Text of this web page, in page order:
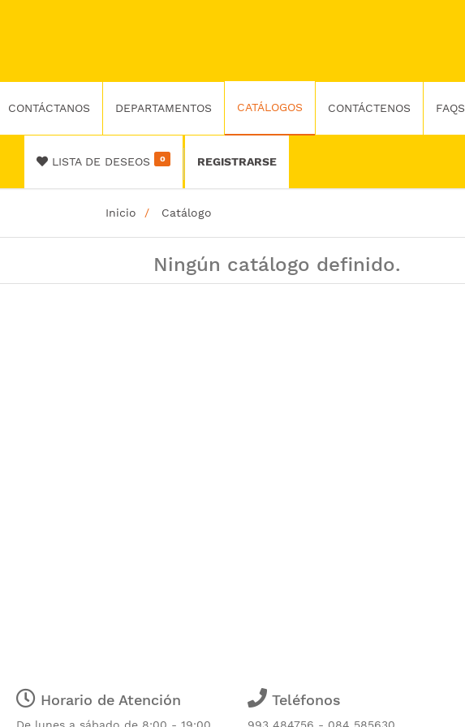
CONTÁCTANOS DEPARTAMENTOS CATÁLOGOS CONTÁCTENOS FAQS
LISTA DE DESEOS 0 REGISTRARSE
Inicio Catálogo
Ningún catálogo definido.
Horario de Atención Teléfonos